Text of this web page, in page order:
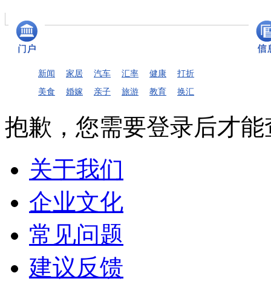
新闻 家居 汽车 汇率 健康
打折
美食
婚嫁 亲子 旅游 教育 换汇
抱歉，您需要登录后才能
关于我们
企业文化
常见问题
建议反馈